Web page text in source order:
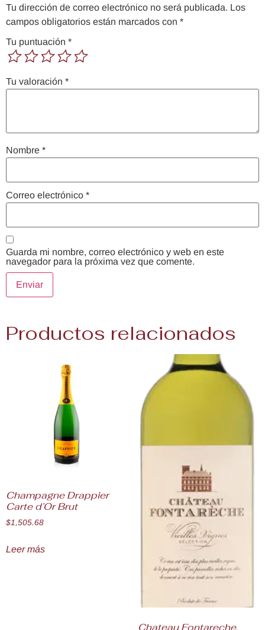
Tu dirección de correo electrónico no será publicada. Los
campos obligatorios están marcados con *
Tu puntuación *
Tu valoración *
Nombre *
Correo electrónico *
Guarda mi nombre, correo electrónico y web en este
navegador para la próxima vez que comente.
Productos relacionados
Champagne Drappier
Carte d’Or Brut
$1,505.68
Leer más
Chateau Fontareche,